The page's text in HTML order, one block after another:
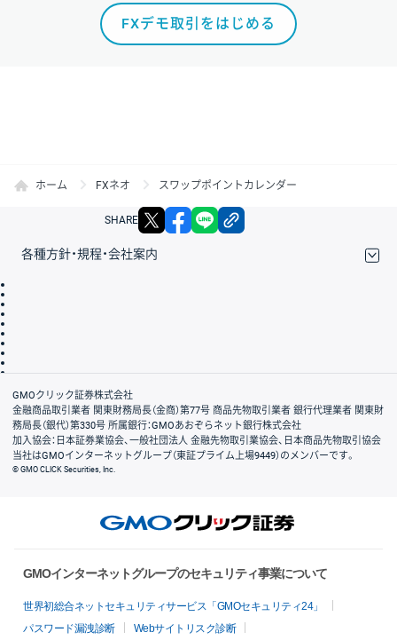
FXデモ取引をはじめる
ホーム FXネオ スワップポイントカレンダー
SHARE X facebook
各種方針・規程・会社案内
会社案内
GMOクリック証券株式会社
金融商品取引業者 関東財務局長（金商）第77号 商品先物取引業者 銀行代理業者 関東財
務局長（銀代）第330号 所属銀行：GMOあおぞらネット銀行株式会社
加入協会：日本証券業協会、一般社団法人 金融先物取引業協会、日本商品先物取引協会
当社はGMOインターネットグループ（東証プライム上場9449）のメンバーです。
© GMO CLICK Securities, Inc.
GMOインターネットグループのセキュリティ事業について
世界初総合ネットセキュリティサービス「GMOセキュリティ24」
パスワード漏洩診断
Webサイトリスク診断